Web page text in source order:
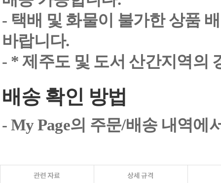
- 택배 및 화물이 불가한 상품
바랍니다.
- * 제주도 및 도서 산간지역의
배송 확인 방법
- My Page의 주문/배송 내역에